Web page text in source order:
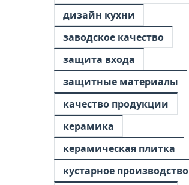
дизайн кухни
заводское качество
защита входа
защитные материалы
качество продукции
керамика
керамическая плитка
кустарное производство